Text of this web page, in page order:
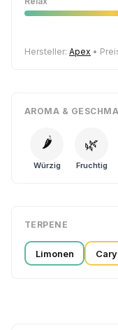
Hersteller: Apex •
AROMA &
🌶️
Würzig
🌿
Fruchtig
TERPENE
Limonen